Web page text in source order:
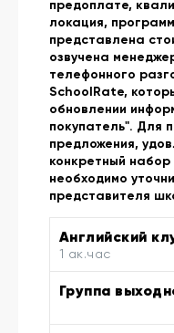
предоплате,
локация,
представлена
озвучена
телефонного
SchoolRate,
обновлении
покупатель". Для
предложения,
конкретный
необходимо
представителя
Английский
1 ак.час
Группа